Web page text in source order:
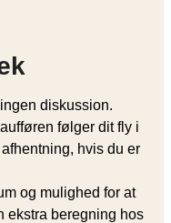
diskussion.
følger dit fly i
hvis du er
og mulighed for at
ekstra beregning hos